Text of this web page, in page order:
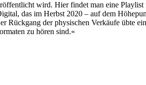
wird. Hier findet man eine
das im Herbst 2020 – auf dem
Rückgang der physischen Verkäufe übte
zu hören sind.«